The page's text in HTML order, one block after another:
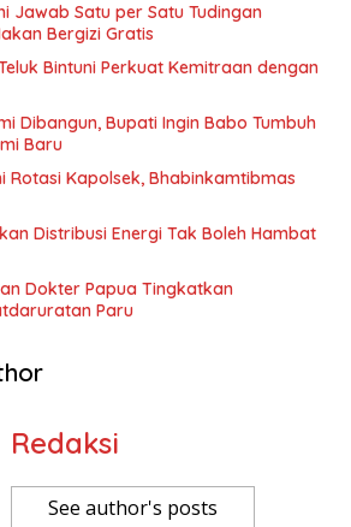
Jawab Satu per Satu Tudingan
Bergizi Gratis
Bintuni Perkuat Kemitraan dengan
Dibangun, Bupati Ingin Babo Tumbuh
Baru
Rotasi Kapolsek, Bhabinkamtibmas
Distribusi Energi Tak Boleh Hambat
Dokter Papua Tingkatkan
Paru
Redaksi
See author's posts